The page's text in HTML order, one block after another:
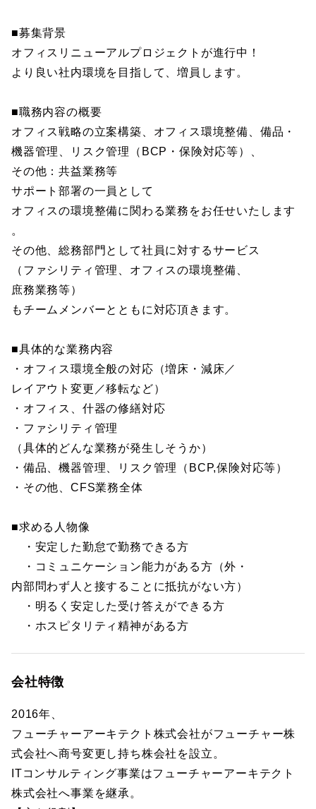
■募集背景
オフィスリニューアルプロジェクトが進行中！
より良い社内環境を目指して、増員します。
■職務内容の概要
オフィス戦略の立案構築、オフィス環境整備、備品・
機器管理、リスク管理（BCP・保険対応等）、
その他：共益業務等
サポート部署の一員として
オフィスの環境整備に関わる業務をお任せいたします
。
その他、総務部門として社員に対するサービス
（ファシリティ管理、オフィスの環境整備、
庶務業務等）
もチームメンバーとともに対応頂きます。
■具体的な業務内容
・オフィス環境全般の対応（増床・減床／
レイアウト変更／移転など）
・オフィス、什器の修繕対応
・ファシリティ管理
（具体的どんな業務が発生しそうか）
・備品、機器管理、リスク管理（BCP,保険対応等）
・その他、CFS業務全体
■求める人物像
・安定した勤怠で勤務できる方
・コミュニケーション能力がある方（外・
内部問わず人と接することに抵抗がない方）
・明るく安定した受け答えができる方
・ホスピタリティ精神がある方
会社特徴
2016年、
フューチャーアーキテクト株式会社がフューチャー株
式会社へ商号変更し持ち株会社を設立。
ITコンサルティング事業はフューチャーアーキテクト
株式会社へ事業を継承。